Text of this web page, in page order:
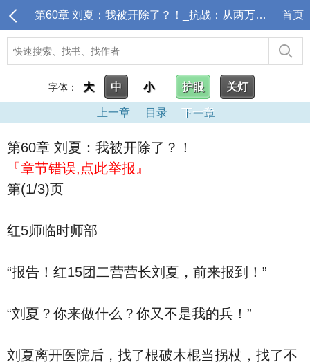
第60章 刘夏：我被开除了？！_抗战：从两万五千里长征开始 首页
字体： 大 中 小 护眼 关灯
上一章 目录 下一章
第60章 刘夏：我被开除了？！
『章节错误,点此举报』
第(1/3)页
红5师临时师部
“报告！红15团二营营长刘夏，前来报到！”
“刘夏？你来做什么？你又不是我的兵！”
刘夏离开医院后，找了根破木棍当拐杖，找了不